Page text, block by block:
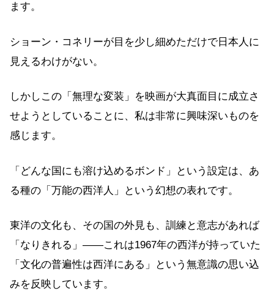
ます。
ショーン・コネリーが目を少し細めただけで日本人に
見えるわけがない。
しかしこの「無理な変装」を映画が大真面目に成立さ
せようとしていることに、私は非常に興味深いものを
感じます。
「どんな国にも溶け込めるボンド」という設定は、あ
る種の「万能の西洋人」という幻想の表れです。
東洋の文化も、その国の外見も、訓練と意志があれば
「なりきれる」——これは1967年の西洋が持っていた
「文化の普遍性は西洋にある」という無意識の思い込
みを反映しています。